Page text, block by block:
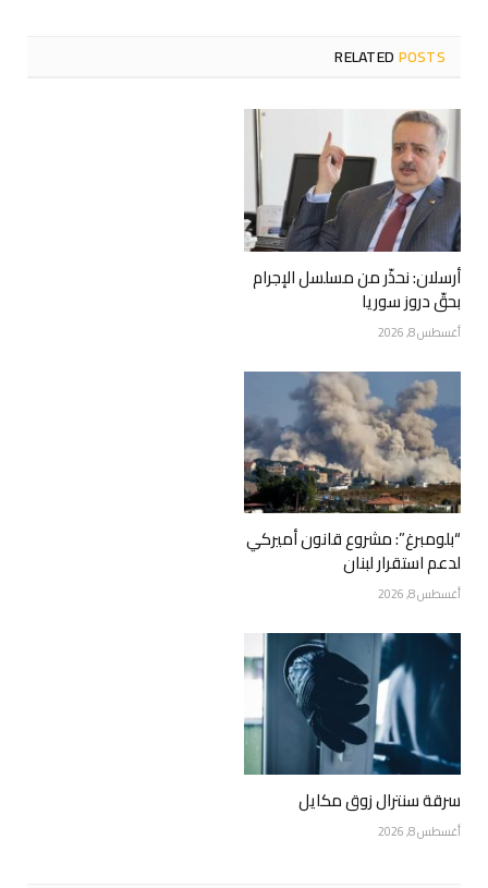
RELATEDPOSTS
أرسلان: نحذّر من مسلسل الإجرام
بحقّ دروز سوريا
أغسطس 8, 2026
“بلومبرغ”: مشروع قانون أميركي
لدعم استقرار لبنان
أغسطس 8, 2026
سرقة سنترال زوق مكايل
أغسطس 8, 2026